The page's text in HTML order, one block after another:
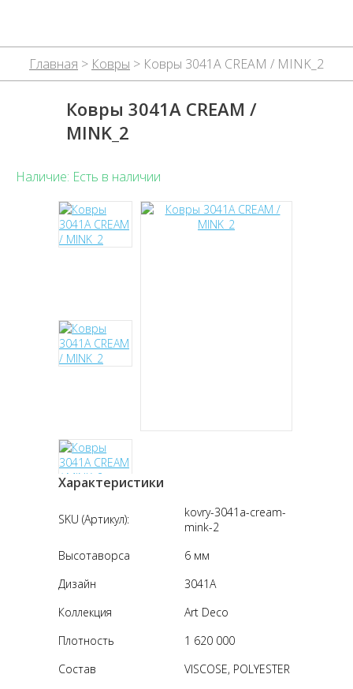
Главная > Ковры > Ковры 3041A CREAM / MINK_2
Ковры 3041A CREAM /
MINK_2
Наличие: Есть в наличии
Характеристики
SKU (Артикул):
kovry-3041a-cream-
mink-2
Высотаворса
6 мм
Дизайн
3041A
Коллекция
Art Deco
Плотность
1 620 000
Состав
VISCOSE, POLYESTER